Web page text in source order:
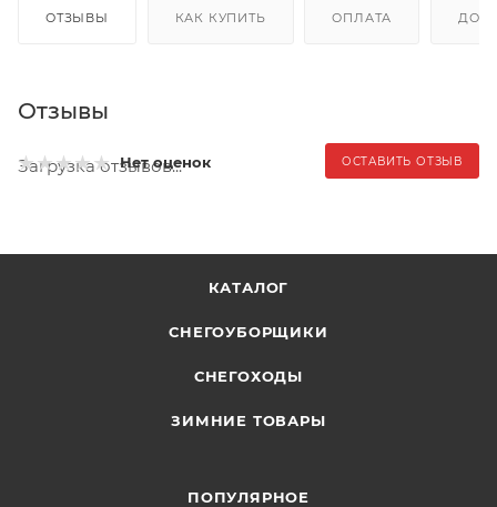
ОТЗЫВЫ КАК КУПИТЬ ОПЛАТА
Отзывы
Нет оценок ОСТАВИТЬ ОТЗЫВ
Загрузка отзывов...
КАТАЛОГ
СНЕГОУБОРЩИКИ
СНЕГОХОДЫ
ЗИМНИЕ ТОВАРЫ
ПОПУЛЯРНОЕ